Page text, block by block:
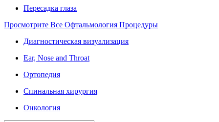
Пересадка глаза
Просмотрите Все Офтальмология Процедуры
Диагностическая визуализация
Ear, Nose and Throat
Ортопедия
Спинальная хирургия
Онкология